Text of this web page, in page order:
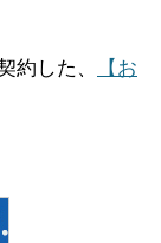
約した、
【お